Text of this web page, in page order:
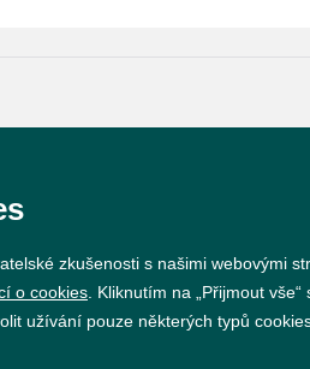
zkušenosti s našimi webovými
o cookies . Kliknutím na „Přijmout
užívání pouze některých typů